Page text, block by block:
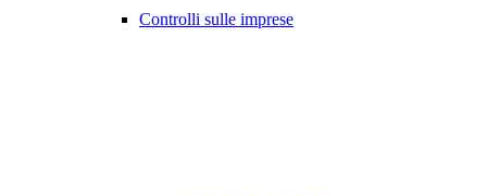
Controlli sulle imprese